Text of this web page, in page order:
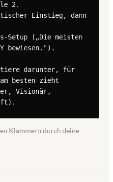
2.
Einstieg, dann
Setup („Die meisten
bewiesen.").
darunter, für
besten zieht
Visionär,
Klammern durch deine